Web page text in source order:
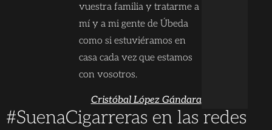
vuestra familia y tratarme a
mí y a mi gente de Úbeda
como si estuviéramos en
casa cada vez que estamos
con vosotros.
Cristóbal López Gándara
#SuenaCigarreras en las redes